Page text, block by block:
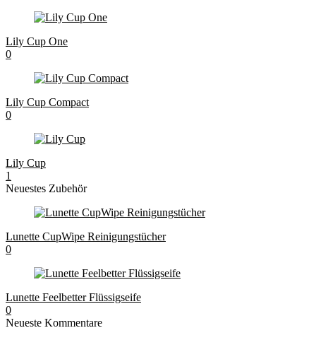
Lily Cup One
0
Lily Cup Compact
0
Lily Cup
1
Neuestes Zubehör
Lunette CupWipe Reinigungstücher
0
Lunette Feelbetter Flüssigseife
0
Neueste Kommentare